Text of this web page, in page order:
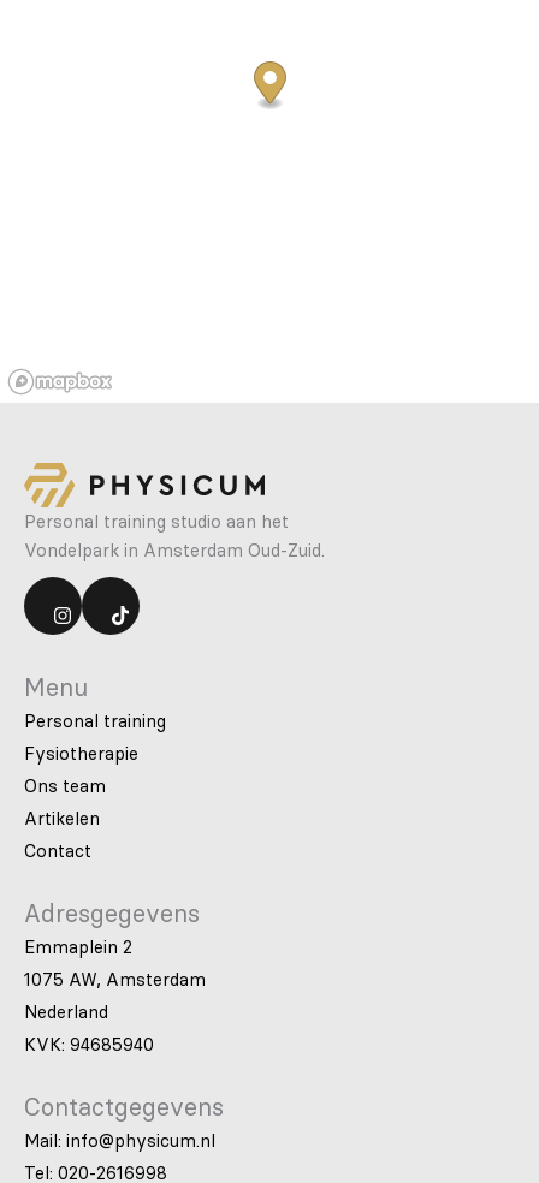
Personal training studio aan het
Vondelpark in Amsterdam Oud-Zuid.
Menu
Personal training
Fysiotherapie
Ons team
Artikelen
Contact
Adresgegevens
Emmaplein 2
1075 AW, Amsterdam
Nederland
KVK: 94685940
Contactgegevens
Mail: info@physicum.nl
Tel: 020-2616998